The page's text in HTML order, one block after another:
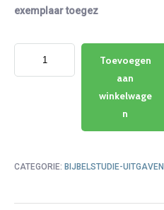
exemplaar toegez
blijdschap
Filippenzen
Toevoegen
aan
winkelwage
n
CATEGORIE: BIJBELSTUDIE-UITGAVEN